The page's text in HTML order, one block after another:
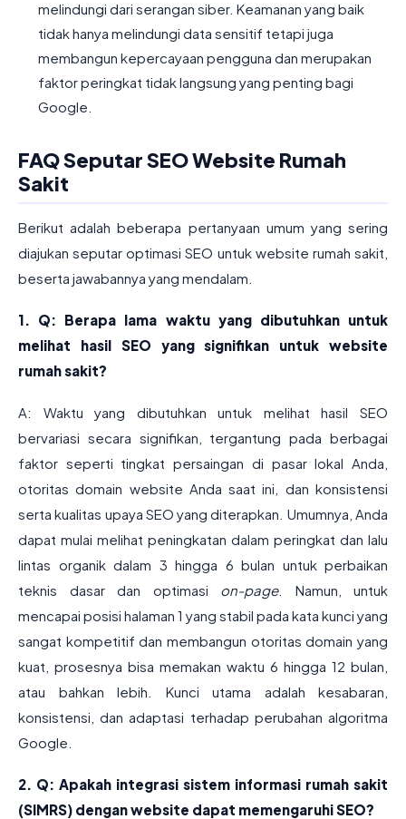
melindungi dari serangan siber. Keamanan yang baik
tidak hanya melindungi data sensitif tetapi juga
membangun kepercayaan pengguna dan merupakan
faktor peringkat tidak langsung yang penting bagi
Google.
FAQ Seputar SEO Website Rumah
Sakit
Berikut adalah beberapa pertanyaan umum yang sering
diajukan seputar optimasi SEO untuk website rumah sakit,
beserta jawabannya yang mendalam.
1. Q: Berapa lama waktu yang dibutuhkan untuk
melihat hasil SEO yang signifikan untuk website
rumah sakit?
A: Waktu yang dibutuhkan untuk melihat hasil SEO
bervariasi secara signifikan, tergantung pada berbagai
faktor seperti tingkat persaingan di pasar lokal Anda,
otoritas domain website Anda saat ini, dan konsistensi
serta kualitas upaya SEO yang diterapkan. Umumnya, Anda
dapat mulai melihat peningkatan dalam peringkat dan lalu
lintas organik dalam 3 hingga 6 bulan untuk perbaikan
teknis dasar dan optimasi on-page. Namun, untuk
mencapai posisi halaman 1 yang stabil pada kata kunci yang
sangat kompetitif dan membangun otoritas domain yang
kuat, prosesnya bisa memakan waktu 6 hingga 12 bulan,
atau bahkan lebih. Kunci utama adalah kesabaran,
konsistensi, dan adaptasi terhadap perubahan algoritma
Google.
2. Q: Apakah integrasi sistem informasi rumah sakit
(SIMRS) dengan website dapat memengaruhi SEO?